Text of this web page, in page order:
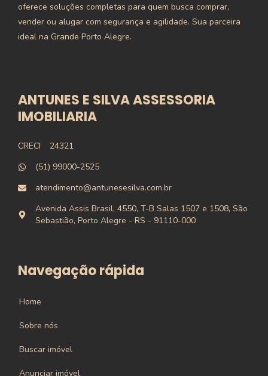
oferece soluções completas para quem busca comprar,
vender ou alugar com segurança e agilidade. Sua parceira
ideal na Grande Porto Alegre.
ANTUNES E SILVA ASSESSORIA
IMOBILIARIA
CRECI
24321
(51) 99000-2525
atendimento@antunesesilva.com.br
Avenida Assis Brasil, 4550, T-B Salas 1507 e 1508, São
Sebastião, Porto Alegre - RS - 91110-000
Navegação rápida
Home
Sobre nós
Buscar imóvel
Anunciar imóvel